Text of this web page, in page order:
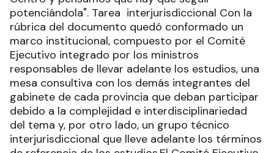
potenciándola". Tarea interjurisdiccional Con la
rúbrica del documento quedó conformado un
marco institucional, compuesto por el Comité
Ejecutivo integrado por los ministros
responsables de llevar adelante los estudios, una
mesa consultiva con los demás integrantes del
gabinete de cada provincia que deban participar
debido a la complejidad e interdisciplinariedad
del tema y, por otro lado, un grupo técnico
interjurisdiccional que lleve adelante los términos